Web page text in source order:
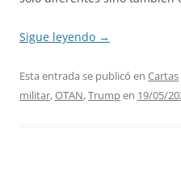
Sigue leyendo →
Esta entrada se publicó en Cartas
militar,OTAN,Trumpen 19/05/